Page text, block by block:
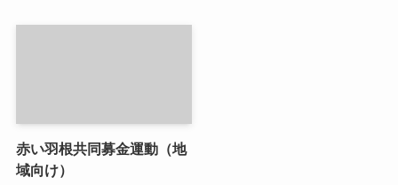
赤い羽根共同募金運動（地
域向け）